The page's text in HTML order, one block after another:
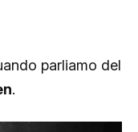
parliamo del
.